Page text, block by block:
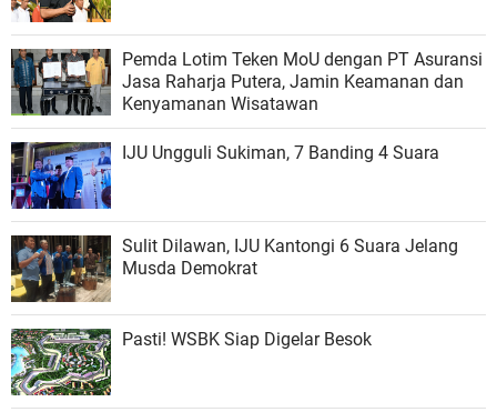
Pemda Lotim Teken MoU dengan PT Asuransi
Jasa Raharja Putera, Jamin Keamanan dan
Kenyamanan Wisatawan
IJU Ungguli Sukiman, 7 Banding 4 Suara
Sulit Dilawan, IJU Kantongi 6 Suara Jelang
Musda Demokrat
Pasti! WSBK Siap Digelar Besok